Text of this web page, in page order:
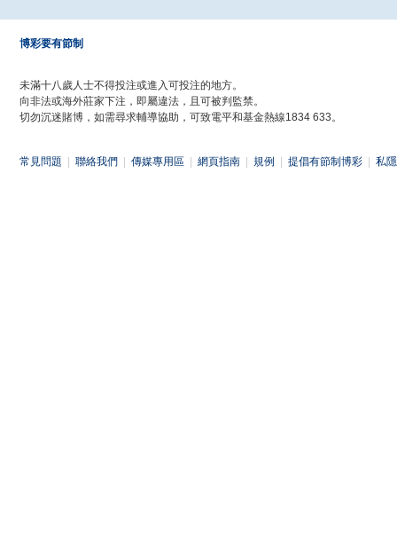
博彩要有節制
未滿十八歲人士不得投注或進入可投注的地方。
向非法或海外莊家下注，即屬違法，且可被判監禁。
切勿沉迷賭博，如需尋求輔導協助，可致電平和基金熱線1834 633。
常見問題 聯絡我們 傳媒專用區 網頁指南 規例 提倡有節制博彩 私